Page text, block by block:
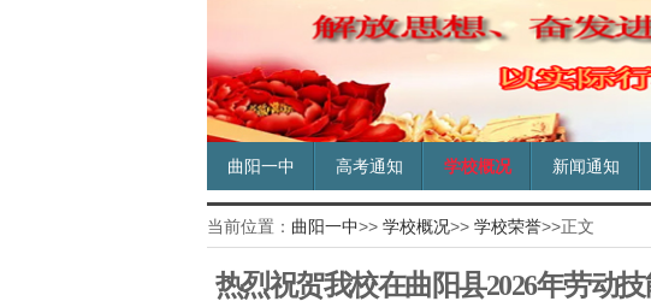
曲阳一中 高考通知 学校概况 新闻通知
当前位置： 曲阳一中>> 学校概况>> 学校荣誉>>正文
热烈祝贺我校在曲阳县2026年劳动